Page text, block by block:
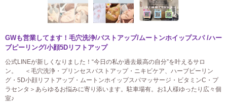
GWも営業してます！毛穴洗浄/バストアップ/ムートンホイップスパ /ハー
ブピーリング/小顔5Dリフトアップ
公式LINEが新しくなりました！“今日の私か過去最高の自分”を叶えるサロ
ン。 ＜毛穴洗浄・プリンセスバストアップ・ニキビケア、ハーブピーリン
グ・5D小顔リフトアップ・ムートンホイップスパマッサージ・ビタミンC・プ
ラセンタ＞あらゆるお悩みに寄り添います。駐車場有。お1人様ゆったり広々個
室♪